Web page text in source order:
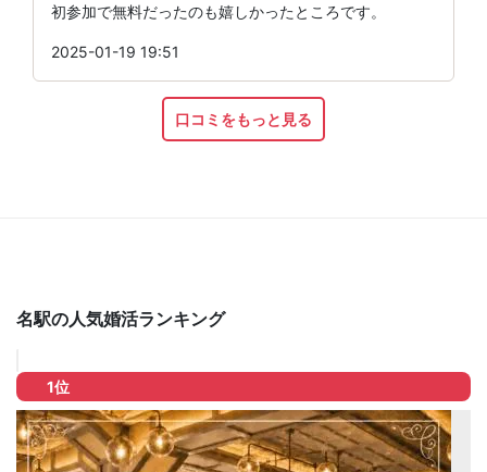
初参加で無料だったのも嬉しかったところです。
2025-01-19 19:51
口コミをもっと見る
名駅の人気婚活ランキング
1位